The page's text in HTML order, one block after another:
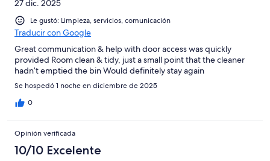
27 dic. 2025
Le gustó: Limpieza, servicios, comunicación
Traducir con Google
Great communication & help with door access was quickly
provided Room clean & tidy, just a small point that the cleaner
hadn’t emptied the bin Would definitely stay again
Se hospedó 1 noche en diciembre de 2025
0
Opinión verificada
10/10 Excelente